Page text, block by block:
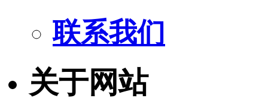
联系我们
关于网站